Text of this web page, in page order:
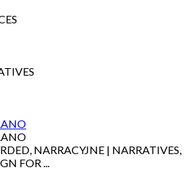
NARRACYJNE | NARRATIVES,
FOR ...